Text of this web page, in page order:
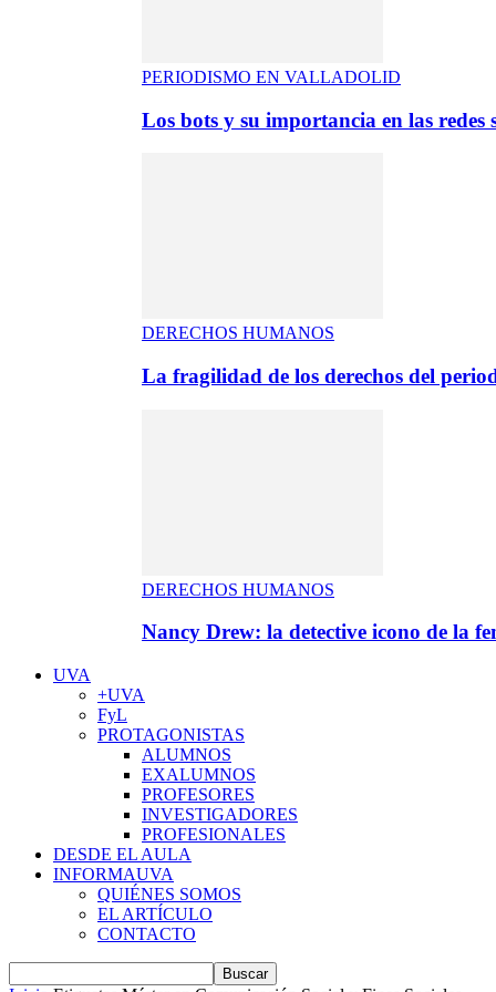
PERIODISMO EN VALLADOLID
Los bots y su importancia en las redes
DERECHOS HUMANOS
La fragilidad de los derechos del
DERECHOS HUMANOS
Nancy Drew: la detective icono de la
UVA
+UVA
FyL
PROTAGONISTAS
ALUMNOS
EXALUMNOS
PROFESORES
INVESTIGADORES
PROFESIONALES
DESDE EL AULA
INFORMAUVA
QUIÉNES SOMOS
EL ARTÍCULO
CONTACTO